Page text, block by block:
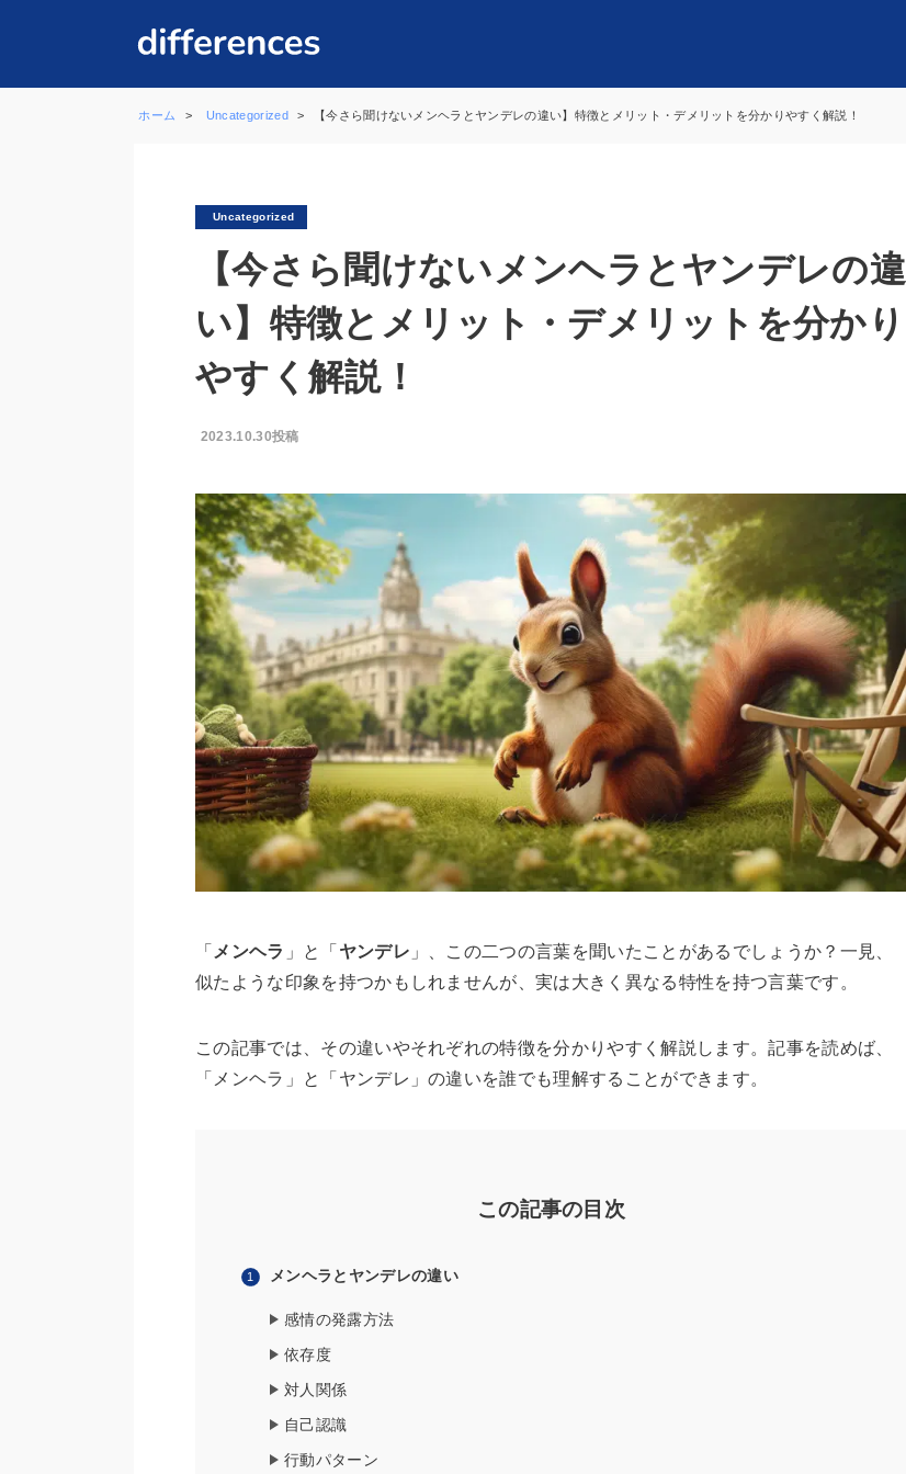
ホーム Uncategorized 【今さら聞けないメンヘラとヤンデレの違い】特徴とメリット・デメリットを分かりやすく解説！
Uncategorized
【今さら聞けないメンヘラとヤンデレの違
い】特徴とメリット・デメリットを分かり
やすく解説！
2023.10.30投稿
「 メンヘラ 」と「 ヤンデレ 」、この二つの言葉を聞いたことがあるでしょうか？一見、
似たような印象を持つかもしれませんが、実は大きく異なる特性を持つ言葉です。
この記事では、その違いやそれぞれの特徴を分かりやすく解説します。記事を読めば、
「メンヘラ」と「ヤンデレ」の違いを誰でも理解することができます。
この記事の目次
メンヘラとヤンデレの違い
感情の発露方法
依存度
対人関係
自己認識
行動パターン